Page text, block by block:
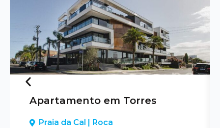
Previous
Apartamento em Torres
Praia da Cal | Roca